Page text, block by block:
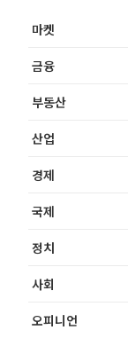
마켓
금융
부동산
산업
경제
국제
정치
사회
오피니언